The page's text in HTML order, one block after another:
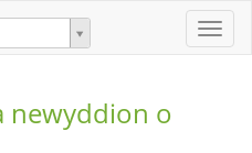
Toggle
newyddion o